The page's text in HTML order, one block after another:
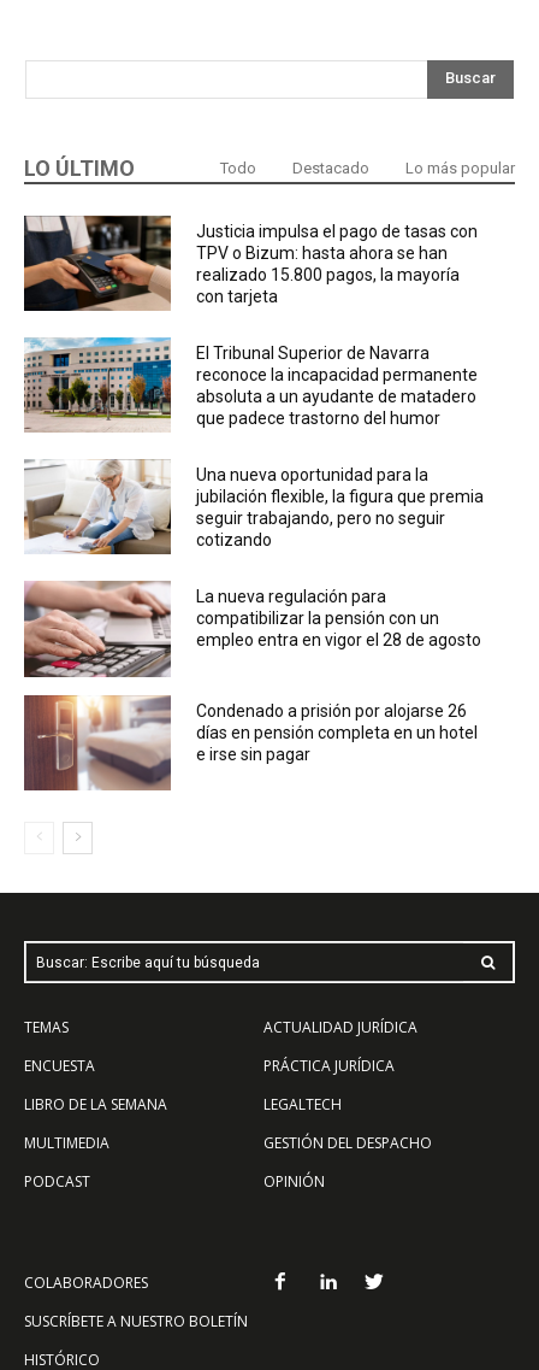
Buscar
LO ÚLTIMO Todo Destacado Lo más popular
Justicia impulsa el pago de tasas con
TPV o Bizum: hasta ahora se han
realizado 15.800 pagos, la mayoría
con tarjeta
El Tribunal Superior de Navarra
reconoce la incapacidad permanente
absoluta a un ayudante de matadero
que padece trastorno del humor
Una nueva oportunidad para la
jubilación flexible, la figura que premia
seguir trabajando, pero no seguir
cotizando
La nueva regulación para
compatibilizar la pensión con un
empleo entra en vigor el 28 de agosto
Condenado a prisión por alojarse 26
días en pensión completa en un hotel
e irse sin pagar
Buscar: Escribe aquí tu búsqueda
TEMAS
ENCUESTA
LIBRO DE LA SEMANA
MULTIMEDIA
PODCAST
ACTUALIDAD JURÍDICA
PRÁCTICA JURÍDICA
LEGALTECH
GESTIÓN DEL DESPACHO
OPINIÓN
COLABORADORES
SUSCRÍBETE A NUESTRO BOLETÍN
HISTÓRICO